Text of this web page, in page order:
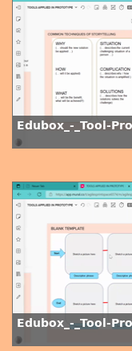
Edubox_-_Tool-
Edubox_-_Tool-